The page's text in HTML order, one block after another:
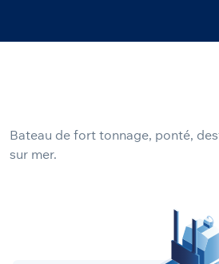
Bateau de fort tonnage, ponté,
sur mer.